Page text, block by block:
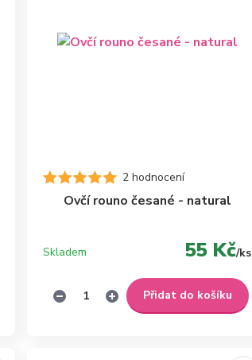
2 hodnocení
Ovčí rouno česané - natural
55 Kč/ks
Skladem
Přidat do košíku